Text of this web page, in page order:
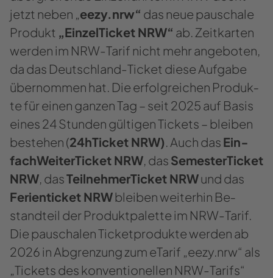
jetzt neben „ eezy.nrw“ das neue pau­scha­le
Pro­dukt „Ein­zel­Ti­cket NRW“ ab. Zeit­kar­ten
wer­den im NRW-​Tarif nicht mehr an­ge­bo­ten,
da das Deutschland-​​Ticket diese Auf­ga­be
über­nom­men hat. Die er­folg­rei­chen Pro­duk­
te für einen gan­zen Tag – seit 2025 auf Basis
eines 24 Stun­den gül­ti­gen Ti­ckets – blei­ben
be­stehen (24hTi­cket NRW) . Auch das Ein­
fach­Wei­ter­Ti­cket NRW , das Se­mes­ter­Ti­cket
NRW , dasTeil­neh­mer­Ti­cket NRWund das
Fe­ri­en­ti­cket NRWblei­ben wei­ter­hin Be­
stand­teil der Pro­dukt­pa­let­te im NRW-​​Tarif.
Die pau­scha­len Ti­cket­pro­duk­te wer­den ab
2026 in Ab­gren­zung zum eTa­rif „eezy.nrw“ als
„Ti­ckets des kon­ven­tio­nel­len NRW-​​Tarifs“